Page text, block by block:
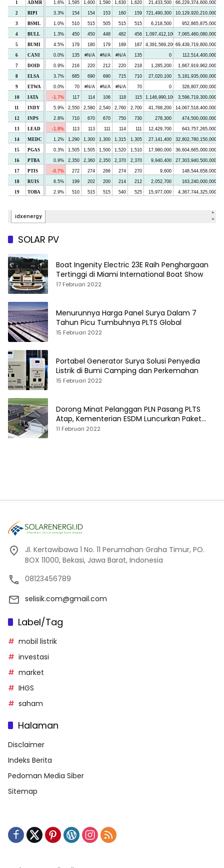
SOLAR PV
Boat Ingenity Electric 23E Raih Penghargaan
Tertinggi di Miami International Boat Show
17 Februari 2022
Menurunnya Harga Panel Surya Dalam 7
Tahun Picu Tumbuhnya PLTS Global
15 Februari 2022
Portabel Generator Surya Solusi Penyedia
Listrik di Bumi Camping dan Perkemahan
15 Februari 2022
Dorong Minat Pelanggan PLN Pasang PLTS
Atap, Kementerian ESDM Luncurkan Paket
Hibah SEF
11 Februari 2022
Jl. Kertawibawa 1 No. 11 Perumahan Graha Timur, PO.
BOX 11000, Bekasi, Jawa Barat, Indonesia
08123456789
selisik.com@gmail.com
Label/Tag
mobil listrik
investasi
market
IHGS
saham
Halaman
Disclaimer
Indeks Berita
Pedoman Media Siber
Sitemap